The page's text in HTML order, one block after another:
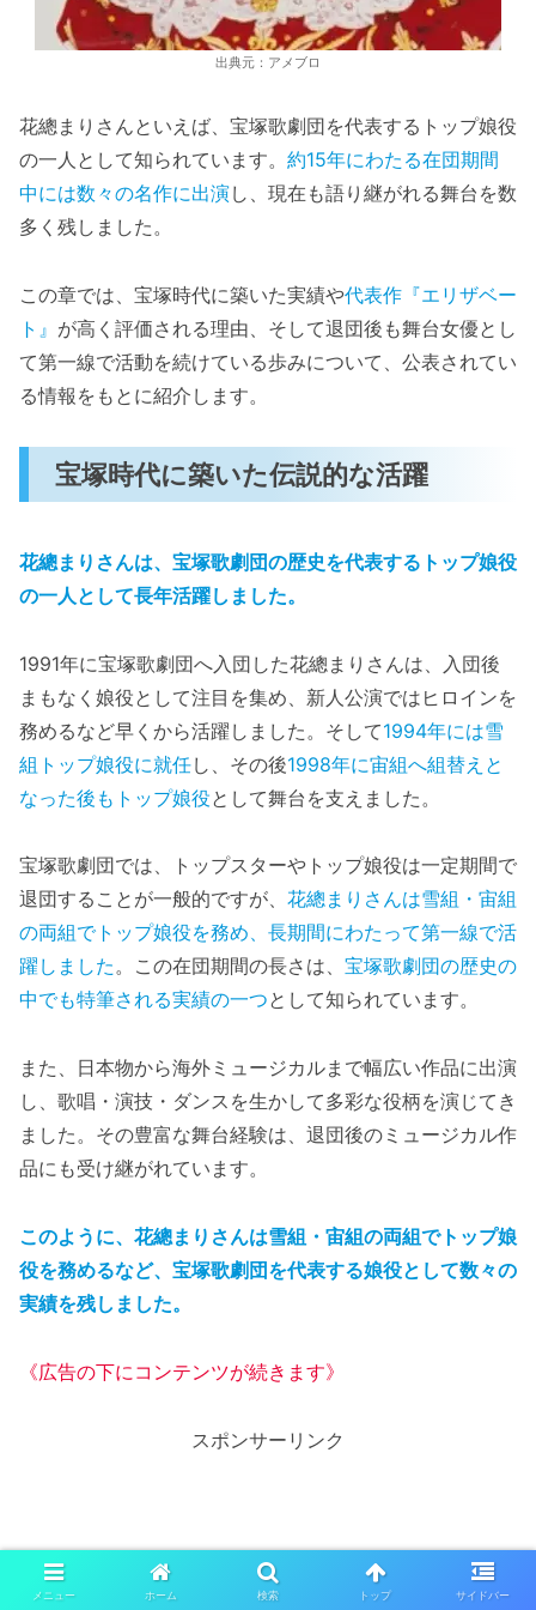
出典元：アメブロ
花總まりさんといえば、宝塚歌劇団を代表するトップ娘役
の一人として知られています。 約15年にわたる在団期間
中には数々の名作に出演し、現在も語り継がれる舞台を数
多く残しました。
この章では、宝塚時代に築いた実績や代表作『エリザベー
ト』 が高く評価される理由、そして退団後も舞台女優とし
て第一線で活動を続けている歩みについて、公表されてい
る情報をもとに紹介します。
宝塚時代に築いた伝説的な活躍
花總まりさんは、宝塚歌劇団の歴史を代表するトップ娘役
の一人として長年活躍しました。
1991年に宝塚歌劇団へ入団した花總まりさんは、入団後
まもなく娘役として注目を集め、新人公演ではヒロインを
務めるなど早くから活躍しました。そして1994年には雪
組トップ娘役に就任し、その後1998年に宙組へ組替えと
なった後もトップ娘役として舞台を支えました。
宝塚歌劇団では、トップスターやトップ娘役は一定期間で
退団することが一般的ですが、 花總まりさんは雪組・宙組
の両組でトップ娘役を務め、長期間にわたって第一線で活
躍しました。この在団期間の長さは、 宝塚歌劇団の歴史の
中でも特筆される実績の一つとして知られています。
また、日本物から海外ミュージカルまで幅広い作品に出演
し、歌唱・演技・ダンスを生かして多彩な役柄を演じてき
ました。その豊富な舞台経験は、退団後のミュージカル作
品にも受け継がれています。
このように、花總まりさんは雪組・宙組の両組でトップ娘
役を務めるなど、宝塚歌劇団を代表する娘役として数々の
実績を残しました。
《広告の下にコンテンツが続きます》
スポンサーリンク
メニュー ホーム 検索 トップ サイドバー